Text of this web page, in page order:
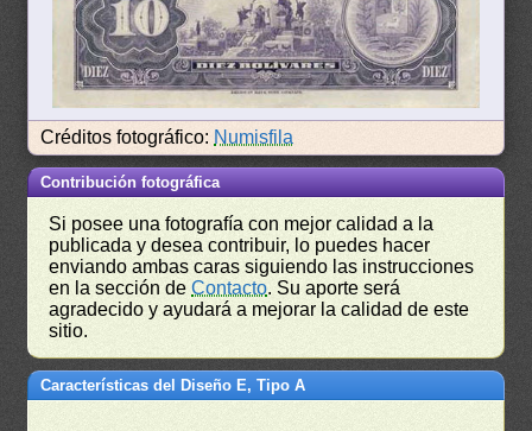
Créditos fotográfico: Numisfila
Contribución fotográfica
Si posee una fotografía con mejor calidad a la
publicada y desea contribuir, lo puedes hacer
enviando ambas caras siguiendo las instrucciones
en la sección deContacto. Su aporte será
agradecido y ayudará a mejorar la calidad de este
sitio.
Características del Diseño E, Tipo A